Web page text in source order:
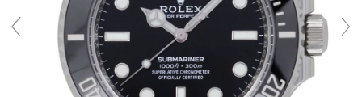
会社概要
事業内容